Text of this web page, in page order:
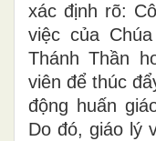
xác định rõ:
việc của
Thánh Thần
viên để thúc
động huấn
Do đó, giáo lý